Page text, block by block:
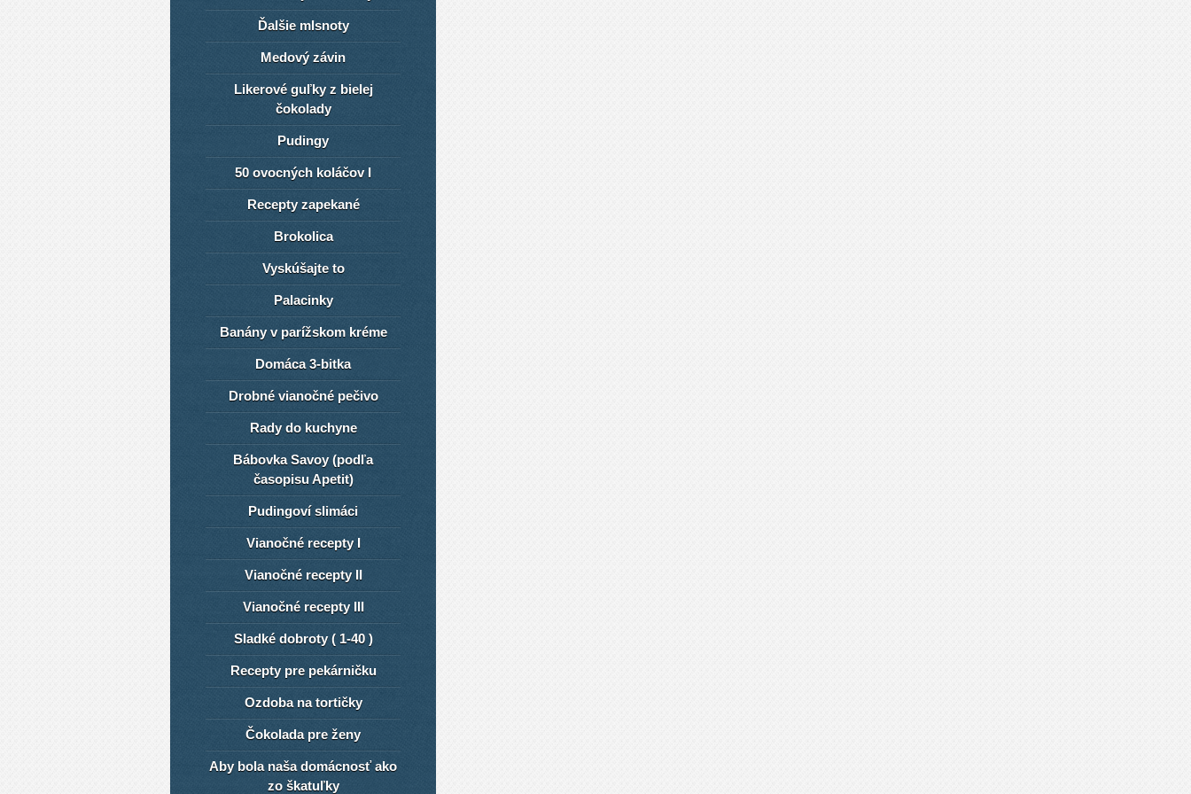
Ďalšie mlsnoty
Medový závin
Likerové guľky z bielej
čokolady
Pudingy
50 ovocných koláčov I
Recepty zapekané
Brokolica
Vyskúšajte to
Palacinky
Banány v parížskom kréme
Domáca 3-bitka
Drobné vianočné pečivo
Rady do kuchyne
Bábovka Savoy (podľa
časopisu Apetit)
Pudingoví slimáci
Vianočné recepty I
Vianočné recepty II
Vianočné recepty III
Sladké dobroty ( 1-40 )
Recepty pre pekárničku
Ozdoba na tortičky
Čokolada pre ženy
Aby bola naša domácnosť ako
zo škatuľky